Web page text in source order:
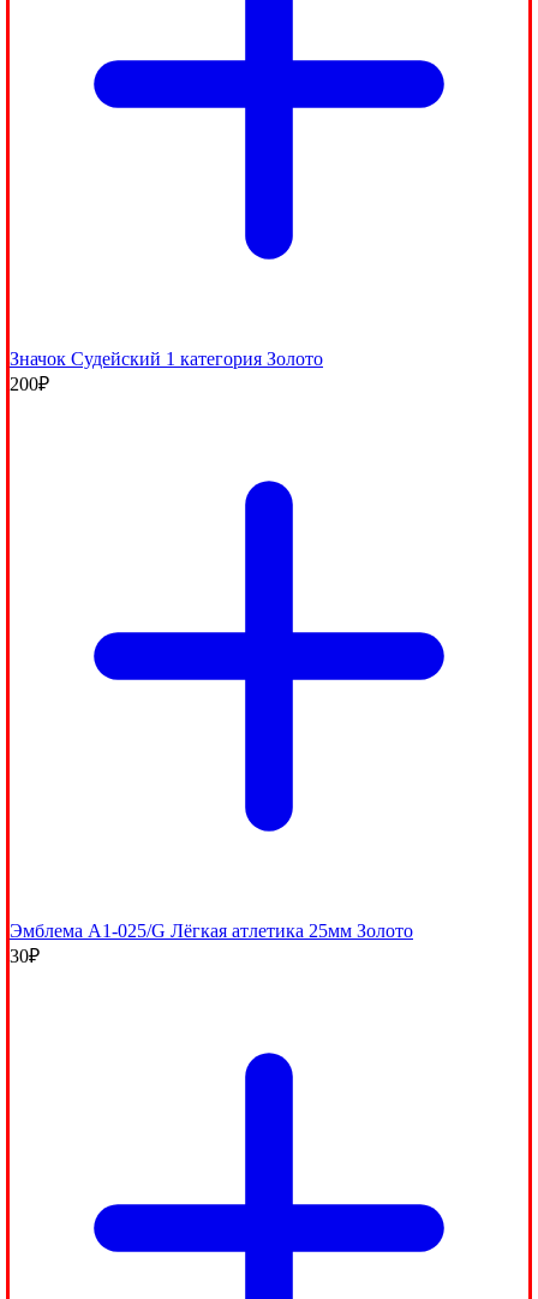
Значок Судейский 1 категория Золото
200₽
Эмблема A1-025/G Лёгкая атлетика 25мм Золото
30₽